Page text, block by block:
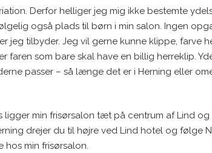
Derfor helliger jeg mig ikke bestemte
også plads til børn i min salon. Ingen
tilbyder. Jeg vil gerne kunne klippe, farve
faren som bare skal have en billig herreklip.
passer – så længe det er i Herning eller
min frisørsalon tæt på centrum af Lind
drejer du til højre ved Lind hotel og følge
hos min frisørsalon.